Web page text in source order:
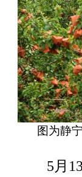
图为静
5月13